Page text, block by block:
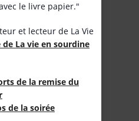
le livre papier."
et lecteur de La Vie
de La vie en sourdine
de la remise du
de la soirée